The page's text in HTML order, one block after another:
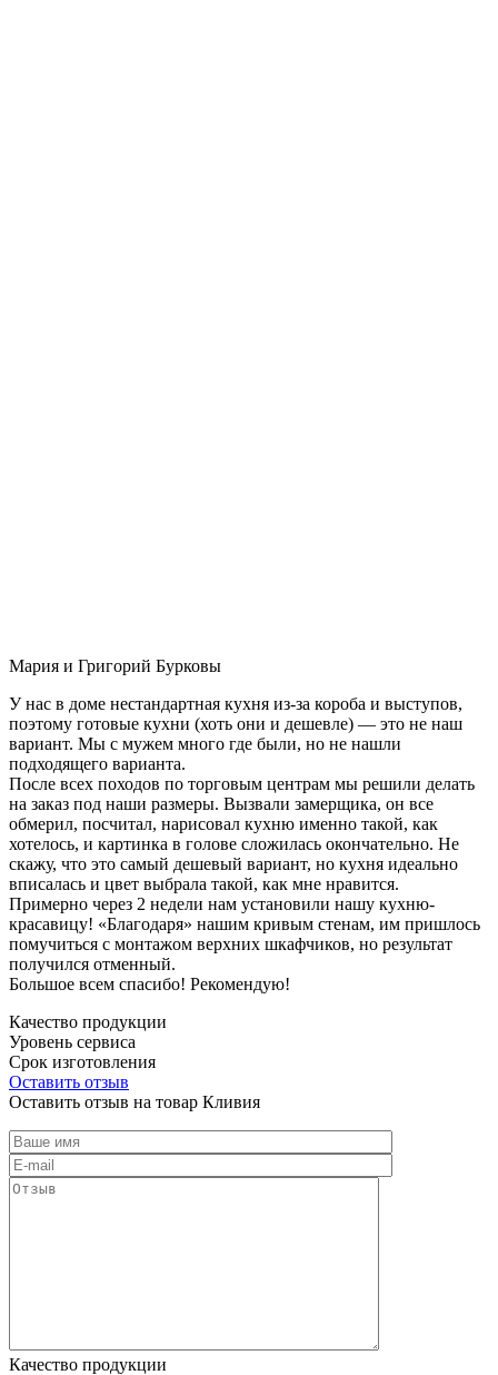
Мария и Григорий Бурковы
У нас в доме нестандартная кухня из-за короба и выступов,
поэтому готовые кухни (хоть они и дешевле) — это не наш
вариант. Мы с мужем много где были, но не нашли
подходящего варианта.
После всех походов по торговым центрам мы решили делать
на заказ под наши размеры. Вызвали замерщика, он все
обмерил, посчитал, нарисовал кухню именно такой, как
хотелось, и картинка в голове сложилась окончательно. Не
скажу, что это самый дешевый вариант, но кухня идеально
вписалась и цвет выбрала такой, как мне нравится.
Примерно через 2 недели нам установили нашу кухню-
красавицу! «Благодаря» нашим кривым стенам, им пришлось
помучиться с монтажом верхних шкафчиков, но результат
получился отменный.
Большое всем спасибо! Рекомендую!
Качество продукции
Уровень сервиса
Срок изготовления
Оставить отзыв
Оставить отзыв на товар Кливия
Качество продукции